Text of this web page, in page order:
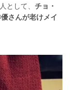
として、 チョ・
さんが老けメイ